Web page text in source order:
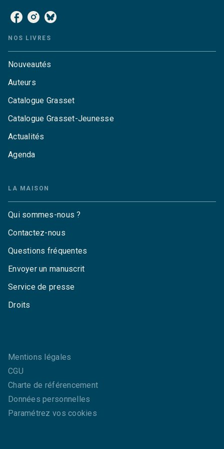
NOS LIVRES
Nouveautés
Auteurs
Catalogue Grasset
Catalogue Grasset-Jeunesse
Actualités
Agenda
LA MAISON
Qui sommes-nous ?
Contactez-nous
Questions fréquentes
Envoyer un manuscrit
Service de presse
Droits
Mentions légales
CGU
Charte de référencement
Données personnelles
Paramétrez vos cookies